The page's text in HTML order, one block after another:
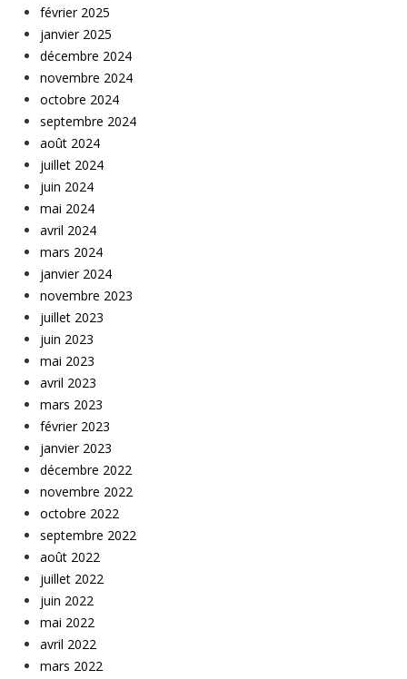
février 2025
janvier 2025
décembre 2024
novembre 2024
octobre 2024
septembre 2024
août 2024
juillet 2024
juin 2024
mai 2024
avril 2024
mars 2024
janvier 2024
novembre 2023
juillet 2023
juin 2023
mai 2023
avril 2023
mars 2023
février 2023
janvier 2023
décembre 2022
novembre 2022
octobre 2022
septembre 2022
août 2022
juillet 2022
juin 2022
mai 2022
avril 2022
mars 2022